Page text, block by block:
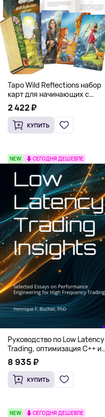
Таро Wild Reflections набор
карт для начинающих с
книгой (78 карт, золочёные
края)
2 422 ₽
КУПИТЬ
NEW СЕГОДНЯ ДЕШЕВЛЕ
Руководство по Low Latency
Trading, оптимизация C++ и
системная архитектура для
HFT
8 935 ₽
КУПИТЬ
NEW СЕГОДНЯ ДЕШЕВЛЕ